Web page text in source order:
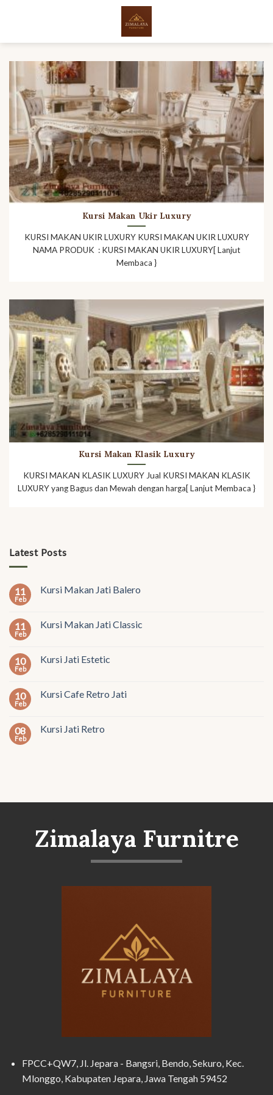
Latest Posts
11
Feb
Kursi Makan Jati Balero
11
Feb
Kursi Makan Jati Classic
10
Feb
Kursi Jati Estetic
10
Feb
Kursi Cafe Retro Jati
08
Feb
Kursi Jati Retro
Kursi Makan Ukir Luxury
KURSI MAKAN UKIR LUXURY KURSI MAKAN UKIR LUXURY
NAMA PRODUK : KURSI MAKAN UKIR LUXURY[ Lanjut
Membaca }
Kursi Makan Klasik Luxury
KURSI MAKAN KLASIK LUXURY Jual KURSI MAKAN KLASIK
LUXURY yang Bagus dan Mewah dengan harga[ Lanjut Membaca }
Zimalaya Furnitre
FPCC+QW7, Jl. Jepara - Bangsri, Bendo, Sekuro, Kec.
Mlonggo, Kabupaten Jepara, Jawa Tengah 59452